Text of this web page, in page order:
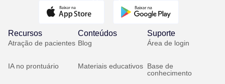
Recursos
Atração de pacientes
IA no prontuário
Conteúdos
Blog
Materiais educativos
Suporte
Área de login
Base de
conhecimento